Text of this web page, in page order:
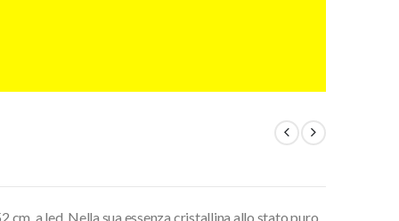
cm. a led. Nella sua essenza cristallina allo stato puro